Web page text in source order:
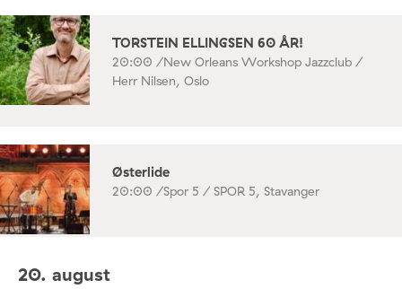
TORSTEIN ELLINGSEN 60 ÅR!
20:00 /New Orleans Workshop Jazzclub /
Herr Nilsen, Oslo
Østerlide
20:00 /Spor 5 / SPOR 5, Stavanger
20. august